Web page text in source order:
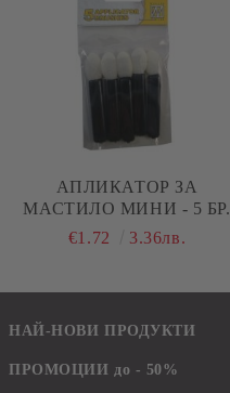
АПЛИКАТОР ЗА
МАСТИЛО МИНИ - 5 БР.
€1.72
3.36лв.
НАЙ-НОВИ ПРОДУКТИ
ПРОМОЦИИ до - 50%